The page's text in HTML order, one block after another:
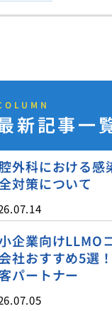
新記事一
外科における感
対策について
企業向けLLMO
社おすすめ5選
パートナー